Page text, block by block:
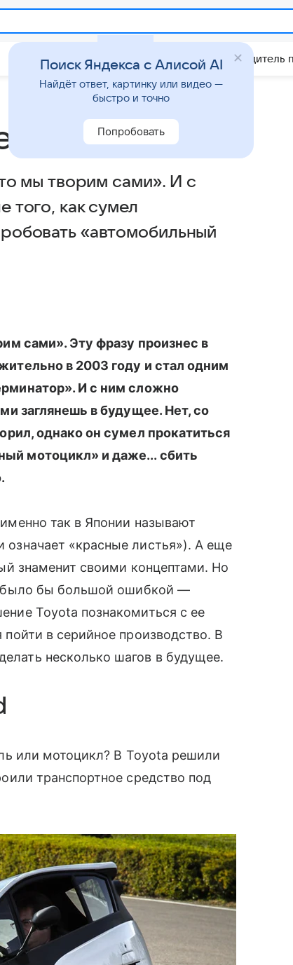
Китайские авто Штрафы и ПДД Путеводитель
мы творим сами». И с
того, как сумел
«автомобильный
сами». Эту фразу произнес в
в 2003 году и стал одним
И с ним сложно
заглянешь в будущее. Нет, со
однако он сумел прокатиться
мотоцикл» и даже... сбить
так в Японии называют
«красные листья»). А еще
знаменит своими концептами. Но
было бы большой ошибкой —
Toyota познакомиться с ее
в серийное производство. В
несколько шагов в будущее.
или мотоцикл? В Toyota решили
транспортное средство под
Поиск Яндекса с Алисой AI
Найдёт ответ, картинку или видео —
быстро и точно
Попробовать